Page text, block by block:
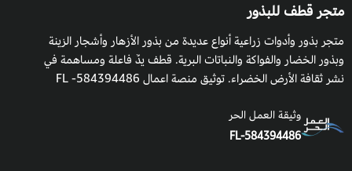
متجر قطف للبذور
متجر بذور وأدوات زراعية أنواع عديدة من بذور الأزهار وأشجار الزينة
وبذور الخضار والفواكة والنباتات البرية. قطف يدٌ فاعلة ومساهمة في
نشر ثقافة الأرض الخضراء. توثيق منصة اعمال 584394486- FL
وثيقة العمل الحر
FL-584394486